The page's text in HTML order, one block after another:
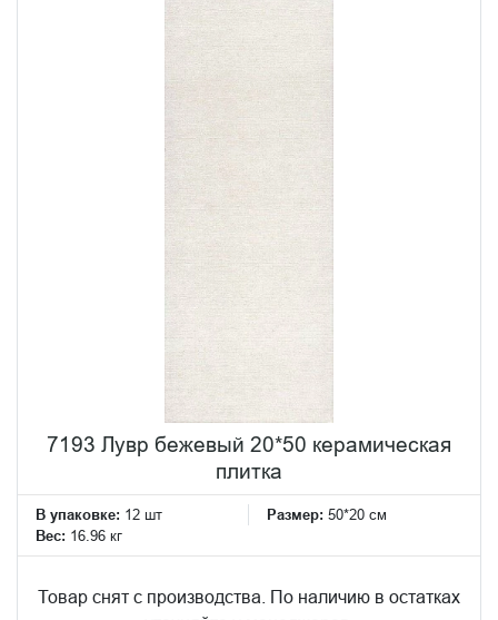
7193 Лувр бежевый 20*50 керамическая
плитка
В упаковке: 12 шт Размер: 50*20 см
Вес: 16.96 кг
Товар снят с производства. По наличию в остатках